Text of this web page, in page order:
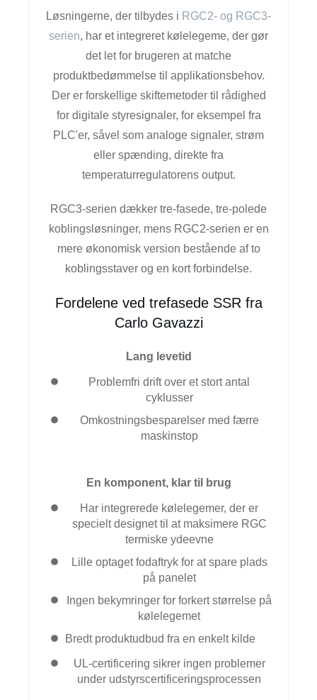
Løsningerne, der tilbydes i RGC2- og RGC3-
serien, har et integreret kølelegeme, der gør
det let for brugeren at matche
produktbedømmelse til applikationsbehov.
Der er forskellige skiftemetoder til rådighed
for digitale styresignaler, for eksempel fra
PLC'er, såvel som analoge signaler, strøm
eller spænding, direkte fra
temperaturregulatorens output.
RGC3-serien dækker tre-fasede, tre-polede
koblingsløsninger, mens RGC2-serien er en
mere økonomisk version bestående af to
koblingsstaver og en kort forbindelse.
Fordelene ved trefasede SSR fra
Carlo Gavazzi
Lang levetid
Problemfri drift over et stort antal
cyklusser
Omkostningsbesparelser med færre
maskinstop
En komponent, klar til brug
Har integrerede kølelegemer, der er
specielt designet til at maksimere RGC
termiske ydeevne
Lille optaget fodaftryk for at spare plads
på panelet
Ingen bekymringer for forkert størrelse på
kølelegemet
Bredt produktudbud fra en enkelt kilde
UL-certificering sikrer ingen problemer
under udstyrscertificeringsprocessen